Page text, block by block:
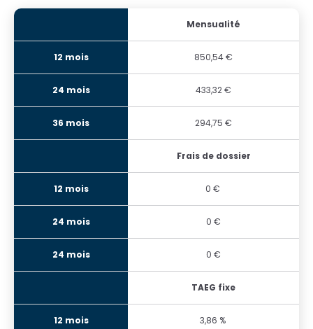
Mensualité
850,54 €
433,32 €
294,75 €
Frais de dossier
0 €
0 €
0 €
TAEG fixe
3,86 %